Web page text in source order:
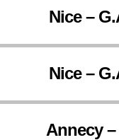
Nice –
Nice –
Annecy